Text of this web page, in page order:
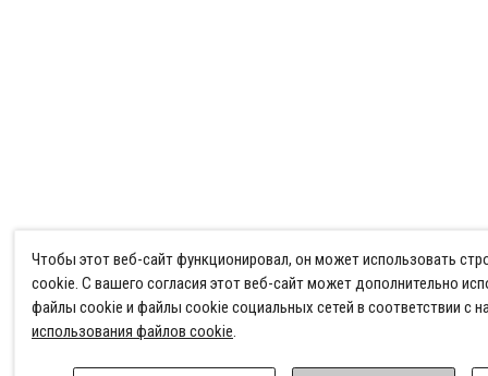
Чтобы этот веб-сайт функционировал, он может использовать
cookie. С вашего согласия этот веб-сайт может дополнительно
файлы cookie и файлы cookie социальных сетей в соответствии с
использования файлов cookie